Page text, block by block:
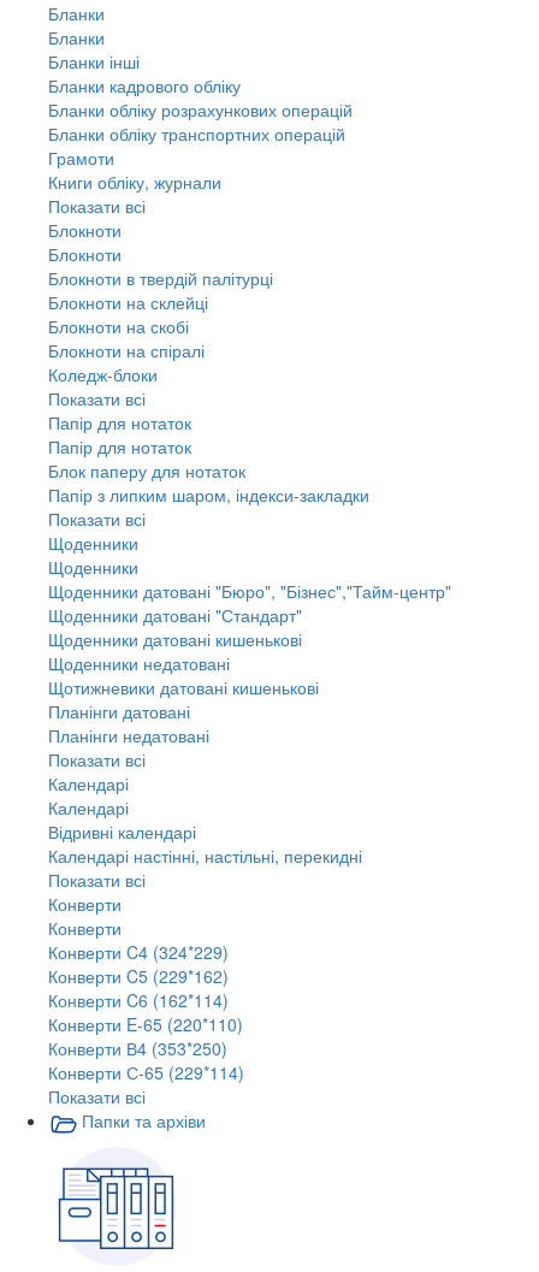
Бланки
Бланки
Бланки інші
Бланки кадрового обліку
Бланки обліку розрахункових операцій
Бланки обліку транспортних операцій
Грамоти
Книги обліку, журнали
Показати всі
Блокноти
Блокноти
Блокноти в твердій палітурці
Блокноти на склейці
Блокноти на скобі
Блокноти на спіралі
Коледж-блоки
Показати всі
Папір для нотаток
Папір для нотаток
Блок паперу для нотаток
Папір з липким шаром, індекси-закладки
Показати всі
Щоденники
Щоденники
Щоденники датовані "Бюро", "Бізнес","Тайм-центр"
Щоденники датовані "Стандарт"
Щоденники датовані кишенькові
Щоденники недатовані
Щотижневики датовані кишенькові
Планінги датовані
Планінги недатовані
Показати всі
Календарі
Календарі
Відривні календарі
Календарі настінні, настільні, перекидні
Показати всі
Конверти
Конверти
Конверти C4 (324*229)
Конверти C5 (229*162)
Конверти C6 (162*114)
Конверти E-65 (220*110)
Конверти В4 (353*250)
Конверти С-65 (229*114)
Показати всі
Папки та архіви